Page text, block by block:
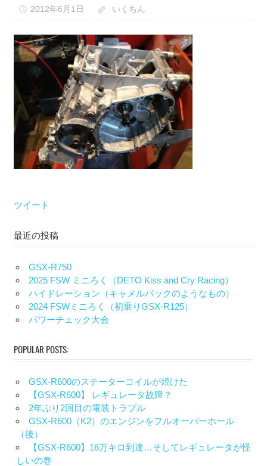
で
い）
2012年6月1日 いくちん
ツイート
最近の投稿
GSX-R750
2025 FSW ミニろく（DETO Kiss and Cry Racing）
ハイドレーション（キャメルバックのようなもの）
2024 FSWミニろく（初乗りGSX-R125）
パワーチェック大会
POPULAR POSTS:
GSX-R600のステーターコイルが焼けた
【GSX-R600】 レギュレータ故障？
2年ぶり2回目の電装トラブル
GSX-R600（K2）のエンジンをフルオーバーホール
（後）
【GSX-R600】16万キロ到達…そしてレギュレータが怪
しいの巻